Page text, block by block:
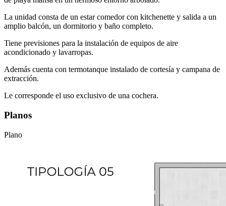
La unidad consta de un estar comedor con kitchenette y salida a un
amplio balcón, un dormitorio y baño completo.
Tiene previsiones para la instalación de equipos de aire
acondicionado y lavarropas.
Además cuenta con termotanque instalado de cortesía y campana de
extracción.
Le corresponde el uso exclusivo de una cochera.
Planos
Plano